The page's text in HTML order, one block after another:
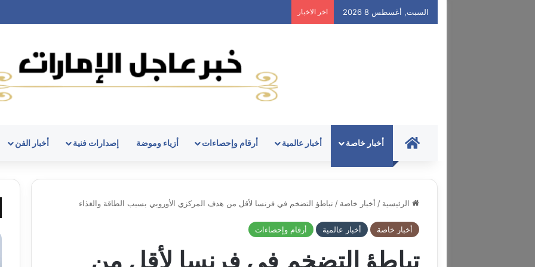
السبت, أغسطس 8 2026 اخر الاخبار
HOMEأخبار خاصة أخبار عالمية أرقام وإحصاءات أزياء وموضة إصدارات فنية أخبار الفن
الرئيسية / أخبار خاصة / تباطؤ التضخم في فرنسا لأقل من هدف المركزي الأوروبي بسبب الطاقة والغذاء
أخبار خاصة أخبار عالمية أرقام وإحصاءات
تباطؤ التضخم في فرنسا لأقل من